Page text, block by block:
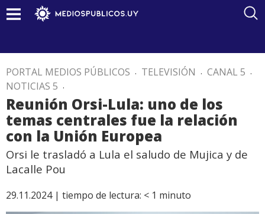
PORTAL MEDIOS PÚBLICOS . TELEVISIÓN . CANAL 5 .
NOTICIAS 5 .
Reunión Orsi-Lula: uno de los
temas centrales fue la relación
con la Unión Europea
Orsi le trasladó a Lula el saludo de Mujica y de
Lacalle Pou
29.11.2024 | tiempo de lectura: < 1 minuto